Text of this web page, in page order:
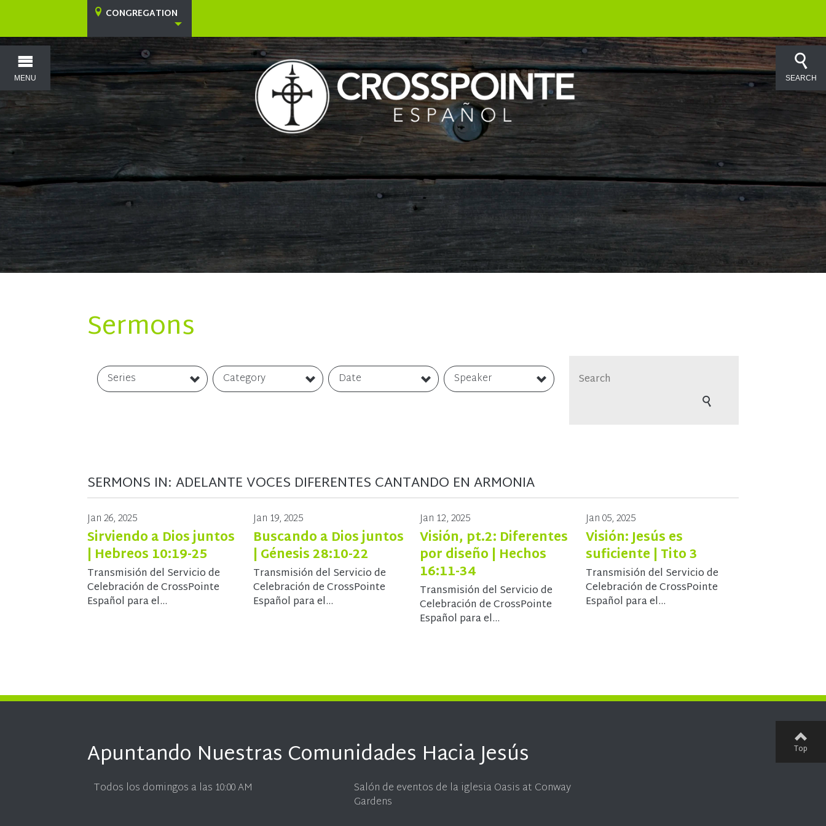
MENU SEARCH
CONGREGATION
Sermons
Series Category Date Speaker
SERMONS IN: ADELANTE VOCES DIFERENTES CANTANDO EN ARMONIA
Jan 26, 2025
Sirviendo a Dios juntos
| Hebreos 10:19-25
Transmisión del Servicio de
Celebración de CrossPointe
Español para el...
Jan 19, 2025
Buscando a Dios juntos
| Génesis 28:10-22
Transmisión del Servicio de
Celebración de CrossPointe
Español para el...
Jan 12, 2025
Visión, pt.2: Diferentes
por diseño | Hechos
16:11-34
Transmisión del Servicio de
Celebración de CrossPointe
Español para el...
Jan 05, 2025
Visión: Jesús es
suficiente | Tito 3
Transmisión del Servicio de
Celebración de CrossPointe
Español para el...
Apuntando Nuestras Comunidades Hacia Jesús
Todos los domingos a las 10:00 AM Salón de eventos de la iglesia Oasis at Conway
Gardens
Top